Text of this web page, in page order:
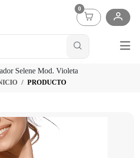
0
Selene Mod. Violeta
PRODUCTO